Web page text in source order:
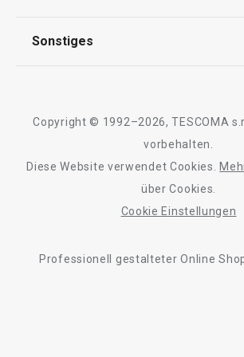
Rückgabe von Waren/Reklamation
Sonstiges
Barrierefreiheit
Copyright © 1992–2026, TESCOMA
vorbehalten.
Diese Website verwendet Cookies.
über Cookies.
Cookie Einstellungen
Professionell gestalteter Online